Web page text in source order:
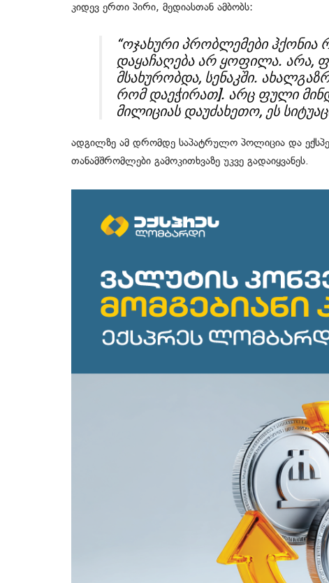
კიდევ ერთი პირი, მედიასთან ამბობს:
“ოჯახური პრობლემები
დაყაჩაღება არ ყოფილა. არა,
მსახურობდა, სენაკში.
რომ დაეჭირათ]. არც ფული
მილიციას დაუძახეთო, ეს
ადგილზე ამ დრომდე საპატრულო პოლიცია და
თანამშრომლები გამოკითხვაზე უკვე გადაიყვანეს.